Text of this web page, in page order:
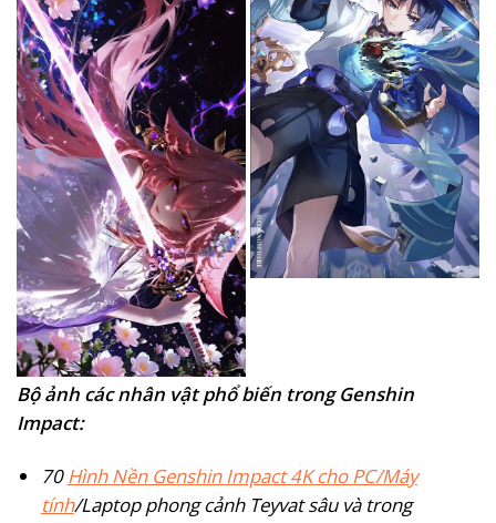
Bộ ảnh các nhân vật phổ biến trong Genshin
Impact:
70Hình Nền Genshin Impact 4K cho PC/Máy
tính/Laptop phong cảnh Teyvat sâu và trong